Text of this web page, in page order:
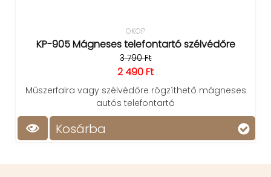
OKOP
KP-905 Mágneses telefontartó szélvédőre
3 790 Ft
2 490 Ft
Műszerfalra vagy szélvédőre rögzíthető mágneses
autós telefontartó
Kosárba